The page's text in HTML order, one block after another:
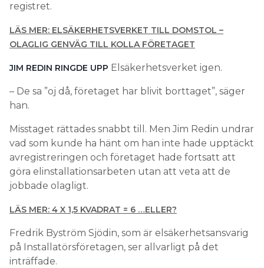
registret.
LÄS MER: ELSÄKERHETSVERKET TILL DOMSTOL –
OLAGLIG GENVÄG TILL KOLLA FÖRETAGET
JIM REDIN RINGDE UPP Elsäkerhetsverket igen.
– De sa ”oj då, företaget har blivit borttaget”, säger
han.
Misstaget rättades snabbt till. Men Jim Redin undrar
vad som kunde ha hänt om han inte hade upptäckt
avregistreringen och företaget hade fortsatt att
göra elinstallationsarbeten utan att veta att de
jobbade olagligt.
LÄS MER: 4 X 1,5 KVADRAT = 6 …ELLER?
Fredrik Byström Sjödin, som är elsäkerhetsansvarig
på Installatörsföretagen, ser allvarligt på det
inträffade.